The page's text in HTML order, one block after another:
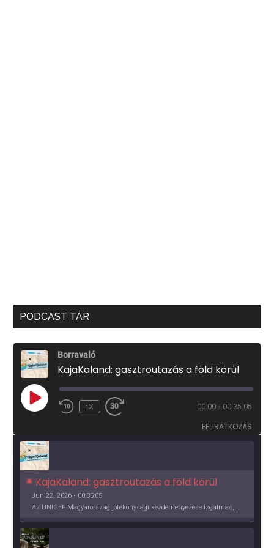
PODCAST TÁR
Borravaló
KajaKaland: gasztroutazás a föld körül
PLAY
EPISODE
1X 00:00 / 00:35:05
FELIRATKOZÁS
KajaKaland: gasztroutazás a föld körül
Jun 22, 2026 • 00:35:05
Az UNICEF Magyarország jótékonysági kezdeményezése izgalmas, egész éves világkörüli ízutazásra hív, igazi családi program és gasztroedukáció, illetve segítség a rászorulóknak is egyben.